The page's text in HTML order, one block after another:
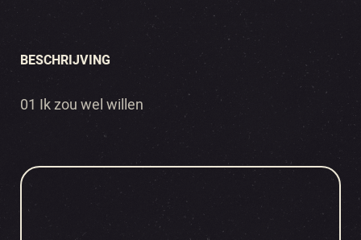
BESCHRIJVING
01 Ik zou wel willen